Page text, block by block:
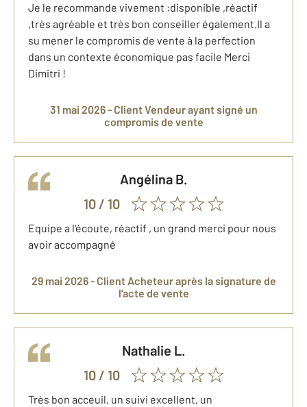
Je le recommande vivement :disponible ,réactif
,très agréable et très bon conseiller également.Il a
su mener le compromis de vente à la perfection
dans un contexte économique pas facile Merci
Dimitri !
31 mai 2026 - Client Vendeurayant signé un
compromis de vente
Angélina B.
10/ 10
Equipe a l'écoute, réactif , un grand merci pour nous
avoir accompagné
29 mai 2026 - Client Acheteuraprès la signature de
l'acte de vente
Nathalie L.
10/ 10
Très bon acceuil, un suivi excellent, un